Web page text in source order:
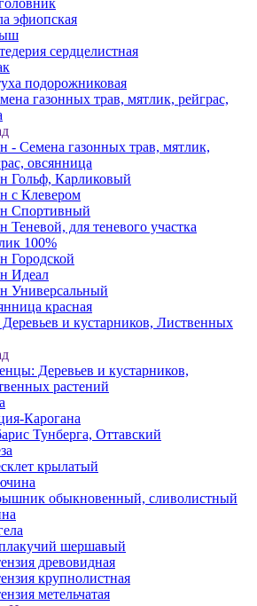
эфиопская
сердцелистная
подорожниковая
газонных трав, мятлик, рейграс,
- Семена газонных трав, мятлик,
овсянница
Гольф, Карликовый
с Клевером
Спортивный
Теневой, для теневого участка
100%
Городской
Идеал
Универсальный
красная
и кустарников, Лиственных
Деревьев и кустарников,
растений
Карогана
Тунберга, Оттавский
крылатый
обыкновенный, сливолистный
шершавый
древовидная
крупнолистная
метельчатая